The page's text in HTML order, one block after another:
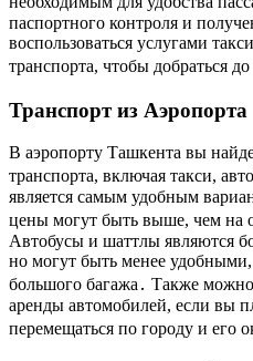
паспортного контроля и
воспользоваться услугами
транспорта, чтобы добраться
Транспорт из Аэропорта
В аэропорту Ташкента вы
транспорта, включая такси,
является самым удобным
цены могут быть выше, чем на
Автобусы и шаттлы являются
но могут быть менее
большого багажа․ Также можно
аренды автомобилей, если вы
перемещаться по городу и его